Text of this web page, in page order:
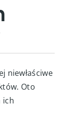
niewłaściwe
Oto
ich